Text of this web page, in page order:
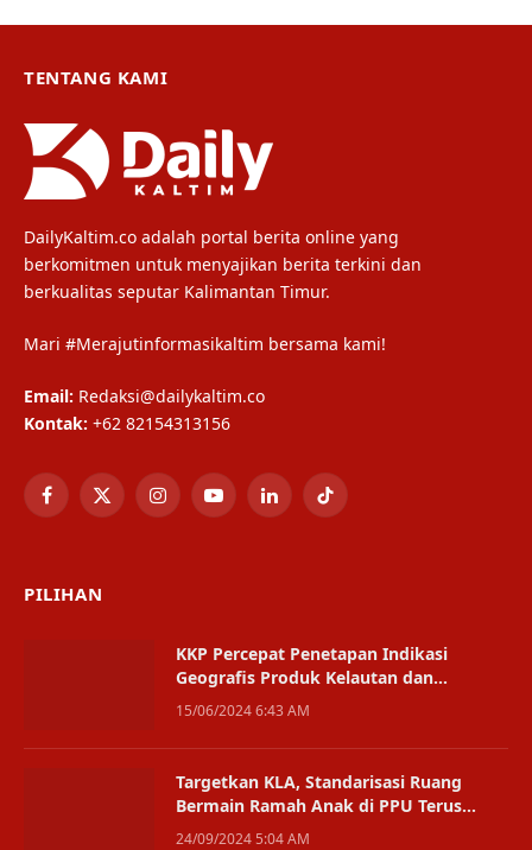
TENTANG KAMI
DailyKaltim.co adalah portal berita online yang
berkomitmen untuk menyajikan berita terkini dan
berkualitas seputar Kalimantan Timur.
Mari #Merajutinformasikaltim bersama kami!
Email: Redaksi@dailykaltim.co
Kontak: +62 82154313156
Facebook
X
InstagramYouTubeLinkedInTikTok
PILIHAN
KKP Percepat Penetapan Indikasi
Geografis Produk Kelautan dan
Perikanan
15/06/2024 6:43 AM
Targetkan KLA, Standarisasi Ruang
Bermain Ramah Anak di PPU Terus
Ditingkatkan
24/09/2024 5:04 AM